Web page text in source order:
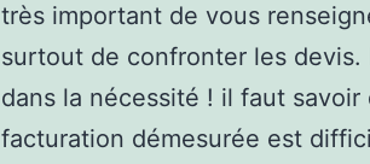
très important de vous
surtout de confronter les
dans la nécessité ! il faut
facturation démesurée est